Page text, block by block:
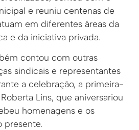
e reuniu centenas de
em diferentes áreas da
e da iniciativa privada.
contou com outras
sindicais e representantes
a celebração, a primeira-
Lins, que aniversariou
homenagens e os
presente.